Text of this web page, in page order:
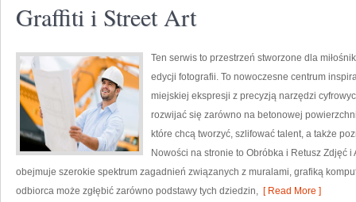
Graffiti i Street Art
Ten serwis to przestrzeń stworzone dla
edycji fotografii. To nowoczesne centrum
miejskiej ekspresji z precyzją narzędzi
rozwijać się zarówno na betonowej
które chcą tworzyć, szlifować talent, a także
Nowości na stronie to Obróbka i Retusz Zdjęć
obejmuje szerokie spektrum zagadnień związanych z muralami, grafiką
odbiorca może zgłębić zarówno podstawy tych dziedzin, [ Read More ]